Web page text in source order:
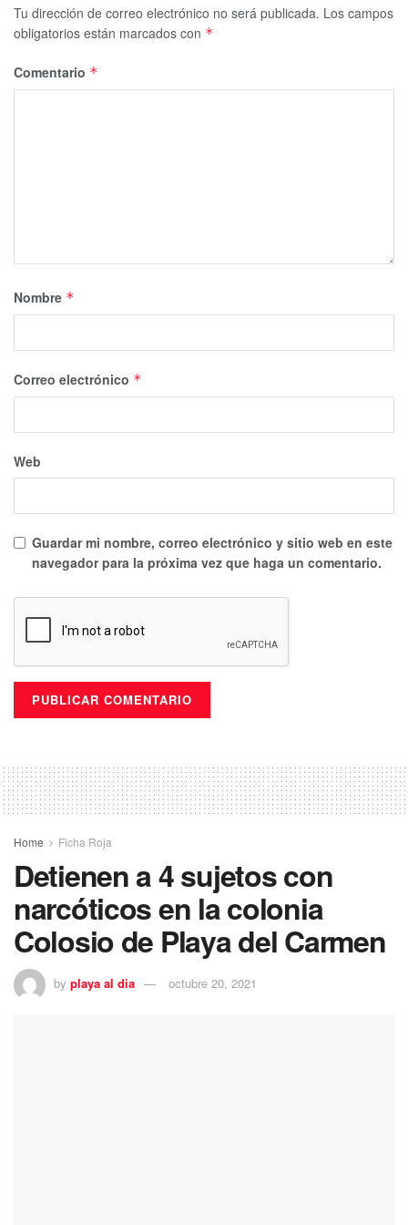
Tu dirección de correo electrónico no será publicada. Los campos
obligatorios están marcados con *
Comentario *
Nombre *
Correo electrónico *
Web
Guardar mi nombre, correo electrónico y sitio web en este
navegador para la próxima vez que haga un comentario.
Home Ficha Roja
Detienen a 4 sujetos con
narcóticos en la colonia
Colosio de Playa del Carmen
by playa al dia octubre 20, 2021